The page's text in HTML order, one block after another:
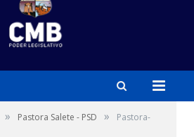
» Pastora Salete - PSD »
Pastora-